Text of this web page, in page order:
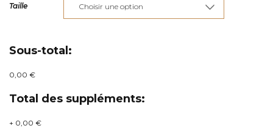
€285,00
Taille
Sous-total:
0,00 €
Total des suppléments:
+ 0,00 €